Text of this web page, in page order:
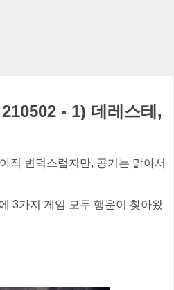
- 1) 데레스테,
직 변덕스럽지만, 공기는 맑아서
3가지 게임 모두 행운이 찾아왔